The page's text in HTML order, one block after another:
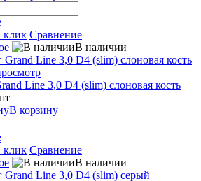
клик Сравнение
В наличии
Line 3,0 D4 (slim) слоновая кость
В корзину
клик Сравнение
В наличии